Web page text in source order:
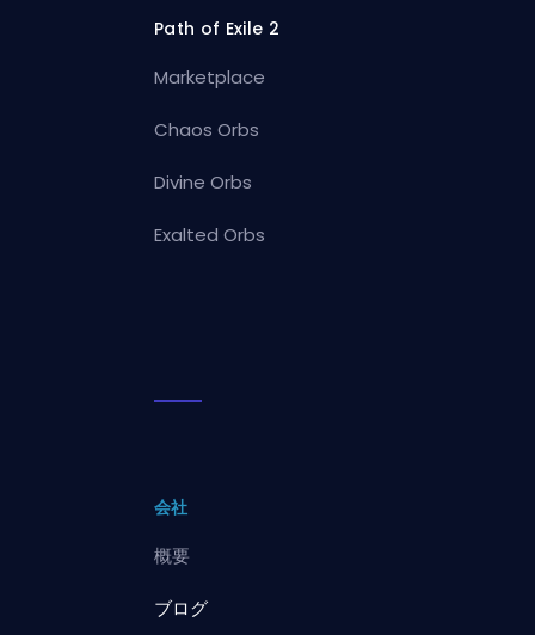
Path of Exile 2
Marketplace
Chaos Orbs
Divine Orbs
Exalted Orbs
会社
概要
ブログ